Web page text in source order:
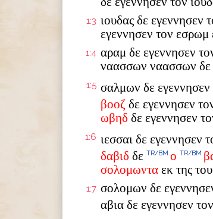
1:3 ιουδας δε εγεννησεν
εγεννησεν τον
1:4 αραμ δε εγεννησεν
ναασσων ναασσων δε
1:5 σαλμων δε εγεννησεν
βοοζ δε εγεννησεν
ωβηδ δε εγεννησεν
1:6 ιεσσαι δε εγεννησεν
δαβιδ δε TR/BM ο TR/BM
σολομωντα εκ της
1:7 σολομων δε
αβια δε εγεννησεν τον